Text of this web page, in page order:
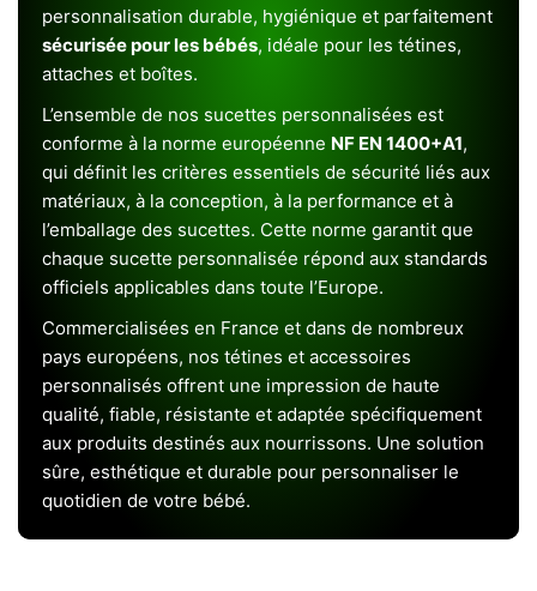
personnalisation durable, hygiénique et parfaitement
sécurisée pour les bébés, idéale pour les tétines,
attaches et boîtes.
L’ensemble de nos sucettes personnalisées est
conforme à la norme européenne NF EN 1400+A1,
qui définit les critères essentiels de sécurité liés aux
matériaux, à la conception, à la performance et à
l’emballage des sucettes. Cette norme garantit que
chaque sucette personnalisée répond aux standards
officiels applicables dans toute l’Europe.
Commercialisées en France et dans de nombreux
pays européens, nos tétines et accessoires
personnalisés offrent une impression de haute
qualité, fiable, résistante et adaptée spécifiquement
aux produits destinés aux nourrissons. Une solution
sûre, esthétique et durable pour personnaliser le
quotidien de votre bébé.